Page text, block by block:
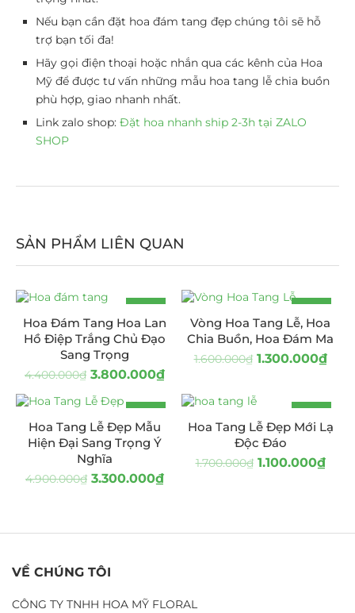
Nếu bạn cần đặt hoa đám tang đẹp chúng tôi sẽ hỗ
trợ bạn tối đa!
Hãy gọi điện thoại hoặc nhắn qua các kênh của Hoa
Mỹ để được tư vấn những mẫu hoa tang lễ chia buồn
phù hợp, giao nhanh nhất.
Link zalo shop: Đặt hoa nhanh ship 2-3h tại ZALO
SHOP
SẢN PHẨM LIÊN QUAN
-14%
Hoa Đám Tang Hoa Lan
Hồ Điệp Trắng Chủ Đạo
Sang Trọng
4.400.000₫ 3.800.000₫
-19%
Vòng Hoa Tang Lễ, Hoa
Chia Buồn, Hoa Đám Ma
1.600.000₫ 1.300.000₫
-33%
Hoa Tang Lễ Đẹp Mẫu
Hiện Đại Sang Trọng Ý
Nghĩa
4.900.000₫ 3.300.000₫
-35%
Hoa Tang Lễ Đẹp Mới Lạ
Độc Đáo
1.700.000₫ 1.100.000₫
VỀ CHÚNG TÔI
CÔNG TY TNHH HOA MỸ FLORAL